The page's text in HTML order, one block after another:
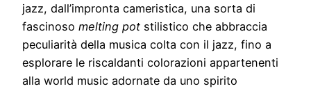
jazz, dall’impronta cameristica, una sorta di
fascinoso melting pot stilistico che abbraccia
peculiarità della musica colta con il jazz, fino a
esplorare le riscaldanti colorazioni appartenenti
alla world music adornate da uno spirito